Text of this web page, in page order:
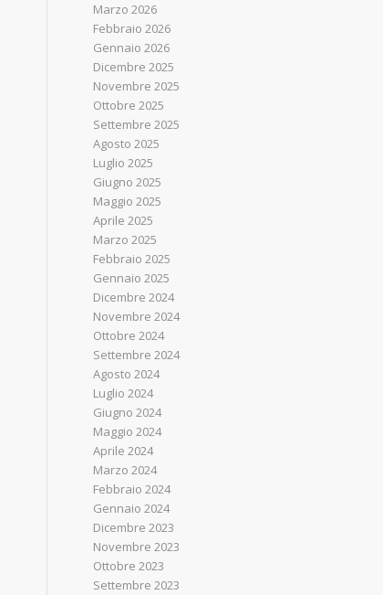
Marzo 2026
Febbraio 2026
Gennaio 2026
Dicembre 2025
Novembre 2025
Ottobre 2025
Settembre 2025
Agosto 2025
Luglio 2025
Giugno 2025
Maggio 2025
Aprile 2025
Marzo 2025
Febbraio 2025
Gennaio 2025
Dicembre 2024
Novembre 2024
Ottobre 2024
Settembre 2024
Agosto 2024
Luglio 2024
Giugno 2024
Maggio 2024
Aprile 2024
Marzo 2024
Febbraio 2024
Gennaio 2024
Dicembre 2023
Novembre 2023
Ottobre 2023
Settembre 2023